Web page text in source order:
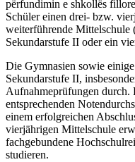
përfundimin e shkollës
Schüler einen drei- bzw.
weiterführende Mittelschule
Sekundarstufe II oder ein
Die Gymnasien sowie
Sekundarstufe II,
Aufnahmeprüfungen durch.
entsprechenden
einem erfolgreichen
vierjährigen Mittelschule
fachgebundene
studieren.